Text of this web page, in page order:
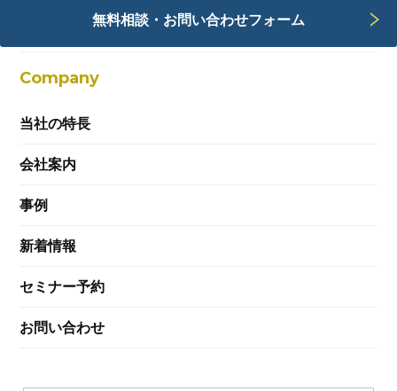
無料相談・お問い合わせフォーム
Webサービス
Company
当社の特長
会社案内
事例
新着情報
セミナー予約
お問い合わせ